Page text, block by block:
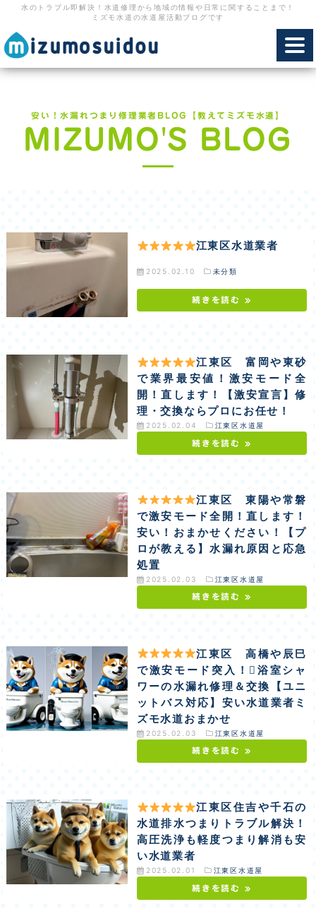
水のトラブル即解決！水道修理から地域の情報や日常に関することまで！
ミズモ水道の水道屋活動ブログです
安い！水漏れつまり修理業者BLOG【教えてミズモ水道】
MIZUMO'S BLOG
江東区水道業者
2025.02.10 未分類
続きを読む »
江東区 富岡や東砂
で業界最安値！激安モード全
開！直します！【激安宣言】修
理・交換ならプロにお任せ！
2025.02.04 江東区水道屋
続きを読む »
江東区 東陽や常磐
で激安モード全開！直します！
安い！おまかせください！【プ
ロが教える】水漏れ原因と応急
処置
2025.02.03 江東区水道屋
続きを読む »
江東区 高橋や辰巳
で激安モード突入！浴室シャ
ワーの水漏れ修理＆交換【ユニ
ットバス対応】安い水道業者ミ
ズモ水道おまかせ
2025.02.03 江東区水道屋
続きを読む »
江東区住吉や千石の
水道排水つまりトラブル解決！
高圧洗浄も軽度つまり解消も安
い水道業者
2025.02.01 江東区水道屋
続きを読む »